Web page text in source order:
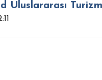
Uluslararası Turizm